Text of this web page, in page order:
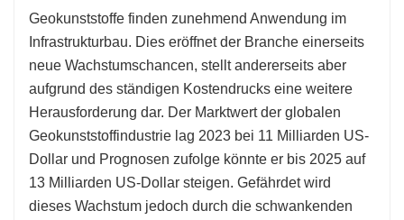
Geokunststoffe finden zunehmend Anwendung im
Infrastrukturbau. Dies eröffnet der Branche einerseits
neue Wachstumschancen, stellt andererseits aber
aufgrund des ständigen Kostendrucks eine weitere
Herausforderung dar. Der Marktwert der globalen
Geokunststoffindustrie lag 2023 bei 11 Milliarden US-
Dollar und Prognosen zufolge könnte er bis 2025 auf
13 Milliarden US-Dollar steigen. Gefährdet wird
dieses Wachstum jedoch durch die schwankenden